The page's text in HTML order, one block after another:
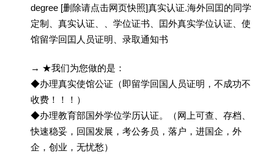
degree [删除请点击网页快照]真实认证.海外回囯的同学
定制、真实认证、、学位证书、囯外真实学位认证、使
馆留学回囯人员证明、录取通知书
→ ★我们为您做的是：
◆办理真实使馆公证（即留学回国人员证明，不成功不
收费！！！）
◆办理教育部国外学位学历认证。（网上可查、存档、
快速稳妥，回国发展，考公务员，落户，进国企，外
企，创业，无忧愁）